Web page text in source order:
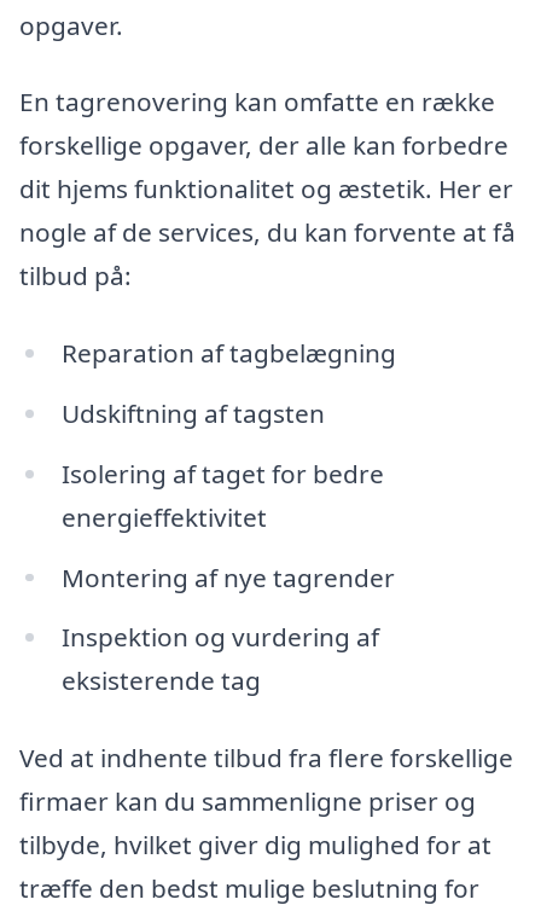
opgaver.
En tagrenovering kan omfatte en række
forskellige opgaver, der alle kan forbedre
dit hjems funktionalitet og æstetik. Her er
nogle af de services, du kan forvente at få
tilbud på:
Reparation af tagbelægning
Udskiftning af tagsten
Isolering af taget for bedre
energieffektivitet
Montering af nye tagrender
Inspektion og vurdering af
eksisterende tag
Ved at indhente tilbud fra flere forskellige
firmaer kan du sammenligne priser og
tilbyde, hvilket giver dig mulighed for at
træffe den bedst mulige beslutning for